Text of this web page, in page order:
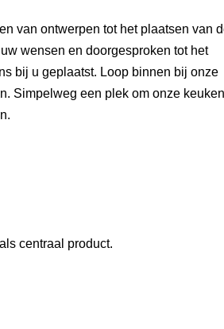
van ontwerpen tot het plaatsen van
wensen en doorgesproken tot het
bij u geplaatst. Loop binnen bij onze
Simpelweg een plek om onze
centraal product.